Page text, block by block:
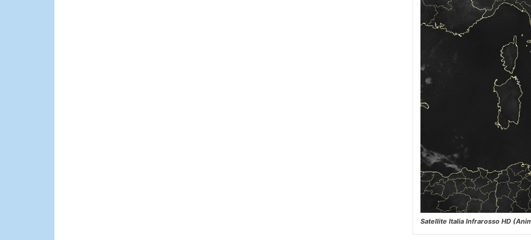
Satellite Italia Infrarosso HD